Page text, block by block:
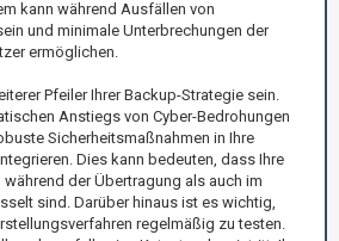
kann während Ausfällen von
und minimale Unterbrechungen der
ermöglichen.
Pfeiler Ihrer Backup-Strategie sein.
Anstiegs von Cyber-Bedrohungen
Sicherheitsmaßnahmen in Ihre
Dies kann bedeuten, dass Ihre
der Übertragung als auch im
sind. Darüber hinaus ist es wichtig,
regelmäßig zu testen.